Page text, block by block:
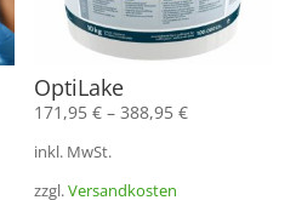
OptiLake
171,95€ –388,95€
inkl. MwSt.
zzgl.Versandkosten